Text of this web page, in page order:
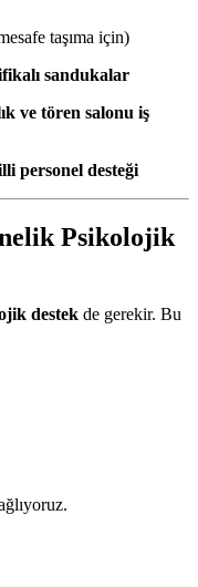
taşıma için)
sandukalar
ve tören salonu iş
personel desteği
Psikolojik
destek de gerekir. Bu